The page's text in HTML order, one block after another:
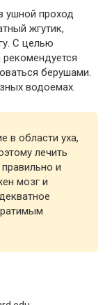
ушной проход
жгутик,
С целью
берушами.
водоемах.
в области уха,
лечить
и
мозг и